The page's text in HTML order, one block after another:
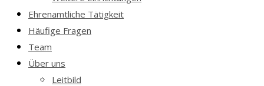
Ehrenamtliche Tätigkeit
Häufige Fragen
Team
Über uns
Leitbild